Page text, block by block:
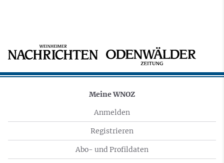
Meine WNOZ
Anmelden
Registrieren
Abo- und Profildaten